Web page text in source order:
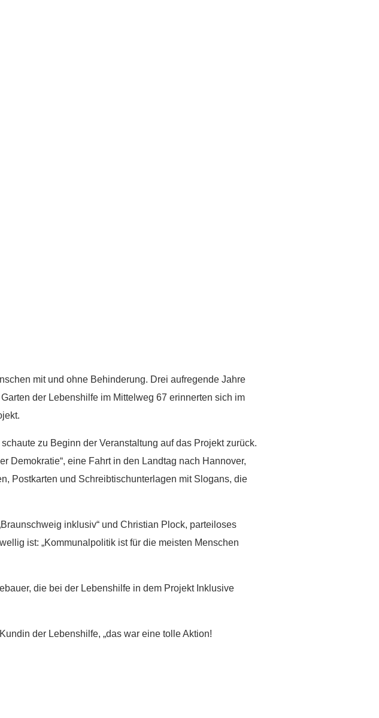
mit und ohne Behinderung. Drei aufregende Jahre
der Lebenshilfe im Mittelweg 67 erinnerten sich im
zu Beginn der Veranstaltung auf das Projekt zurück.
Demokratie“, eine Fahrt in den Landtag nach Hannover,
Postkarten und Schreibtischunterlagen mit Slogans, die
inklusiv“ und Christian Plock, parteiloses
ist: „Kommunalpolitik ist für die meisten Menschen
die bei der Lebenshilfe in dem Projekt Inklusive
der Lebenshilfe, „das war eine tolle Aktion!